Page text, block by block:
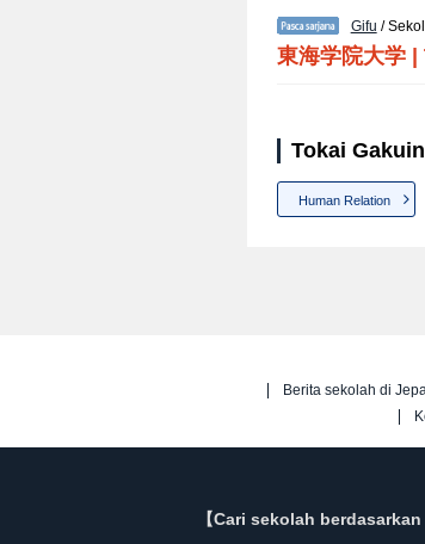
Gifu /
東海学院大学
Tokai
Human Relation
Berita sekolah di
【Cari sekolah berdasarkan